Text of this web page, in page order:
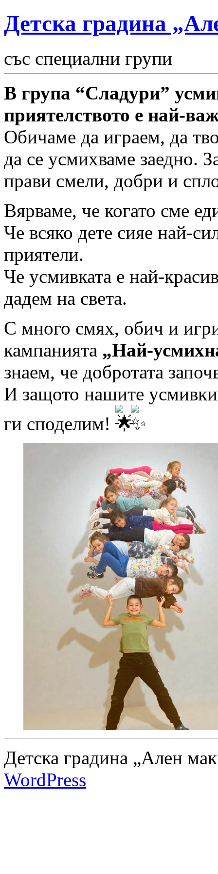
Детска градина
със специални групи
В група “Сладури”
приятелството е най-
Обичаме да играем, да
да се усмихваме заедно.
прави смели, добри и
Вярваме, че когато сме
Че всяко дете сияе най-
приятели.
Че усмивката е най-
дадем на света.
С много смях, обич и
кампанията „Най-
знаем, че добротата
И защото нашите усмивки
ги споделим!
Детска градина „Ален
WordPress